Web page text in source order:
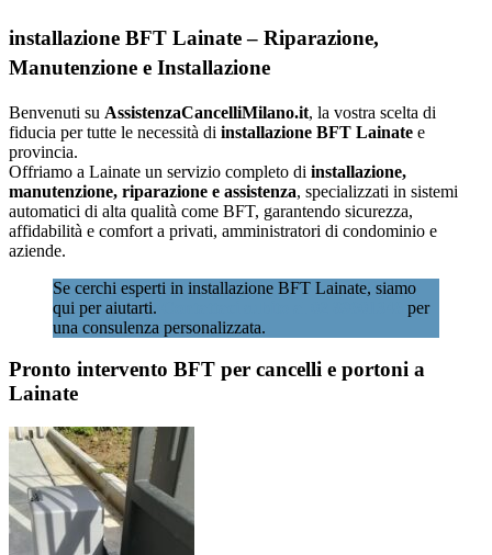
installazione BFT Lainate – Riparazione,
Manutenzione e Installazione
Benvenuti su AssistenzaCancelliMilano.it, la vostra scelta di
fiducia per tutte le necessità di installazione BFT Lainate e
provincia.
Offriamo a Lainate un servizio completo di installazione,
manutenzione, riparazione e assistenza, specializzati in sistemi
automatici di alta qualità come BFT, garantendo sicurezza,
affidabilità e comfort a privati, amministratori di condominio e
aziende.
Se cerchi esperti in installazione BFT Lainate, siamo
qui per aiutarti.
per
una consulenza personalizzata.
Pronto intervento BFT per cancelli e portoni a
Lainate